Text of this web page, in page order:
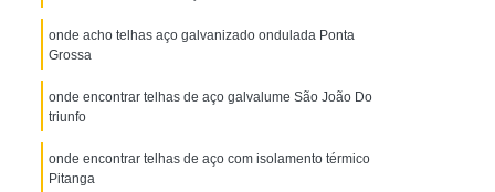
Parafuso Auto Brocante para Drywall
Parafuso Auto Brocante para Madeira
Parafuso Auto Brocante para Telha
Parafuso Auto Brocante Sextavado
Galvanizado
Perfil em Aço Galvanizado
onde acho telhas aço galvanizado ondulada Ponta
Grossa
onde encontrar telhas de aço galvalume São João Do
triunfo
onde encontrar telhas de aço com isolamento térmico
Pitanga